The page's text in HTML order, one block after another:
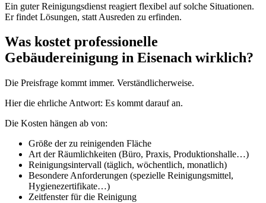
Ein guter Reinigungsdienst reagiert flexibel auf solche Situationen.
Er findet Lösungen, statt Ausreden zu erfinden.
Was kostet professionelle
Gebäudereinigung in Eisenach wirklich?
Die Preisfrage kommt immer. Verständlicherweise.
Hier die ehrliche Antwort: Es kommt darauf an.
Die Kosten hängen ab von:
Größe der zu reinigenden Fläche
Art der Räumlichkeiten (Büro, Praxis, Produktionshalle…)
Reinigungsintervall (täglich, wöchentlich, monatlich)
Besondere Anforderungen (spezielle Reinigungsmittel,
Hygienezertifikate…)
Zeitfenster für die Reinigung